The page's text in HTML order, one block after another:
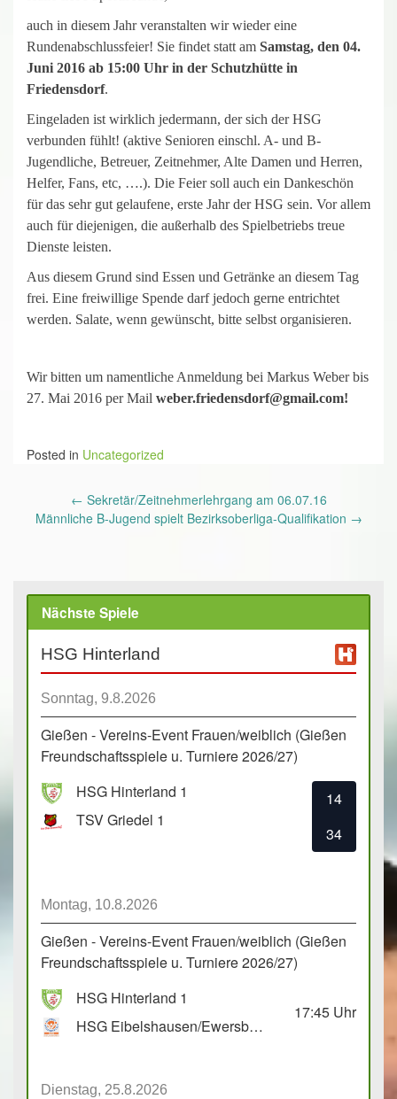
auch in diesem Jahr veranstalten wir wieder eine
Rundenabschlussfeier! Sie findet statt am Samstag, den 04.
Juni 2016 ab 15:00 Uhr in der Schutzhütte in
Friedensdorf.
Eingeladen ist wirklich jedermann, der sich der HSG
verbunden fühlt! (aktive Senioren einschl. A- und B-
Jugendliche, Betreuer, Zeitnehmer, Alte Damen und Herren,
Helfer, Fans, etc, ….). Die Feier soll auch ein Dankeschön
für das sehr gut gelaufene, erste Jahr der HSG sein. Vor allem
auch für diejenigen, die außerhalb des Spielbetriebs treue
Dienste leisten.
Aus diesem Grund sind Essen und Getränke an diesem Tag
frei. Eine freiwillige Spende darf jedoch gerne entrichtet
werden. Salate, wenn gewünscht, bitte selbst organisieren.
Wir bitten um namentliche Anmeldung bei Markus Weber bis
27. Mai 2016 per Mail weber.friedensdorf@gmail.com!
Posted in Uncategorized
navigation
← Sekretär/Zeitnehmerlehrgang am 06.07.16
Männliche B-Jugend spielt Bezirksoberliga-Qualifikation →
Nächste Spiele
HSG Hinterland
Sonntag, 9.8.2026
Gießen - Vereins-Event Frauen/weiblich (Gießen
Freundschaftsspiele u. Turniere 2026/27)
HSG Hinterland 1
TSV Griedel 1
14
34
Montag, 10.8.2026
Gießen - Vereins-Event Frauen/weiblich (Gießen
Freundschaftsspiele u. Turniere 2026/27)
HSG Hinterland 1
HSG Eibelshausen/Ewersbach GbR 2
17:45 Uhr
Dienstag, 25.8.2026